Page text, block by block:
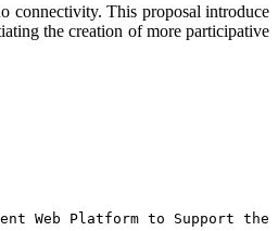
connectivity. This proposal introduce
the creation of more participative
Platform to Support